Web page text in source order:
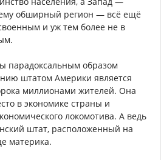
обширный регион — всё ещё
и уж тем более не в
парадоксальным образом
штатом Америки является
миллионами жителей. Она
в экономике страны и
локомотива. А ведь
штат, расположенный на
материка.